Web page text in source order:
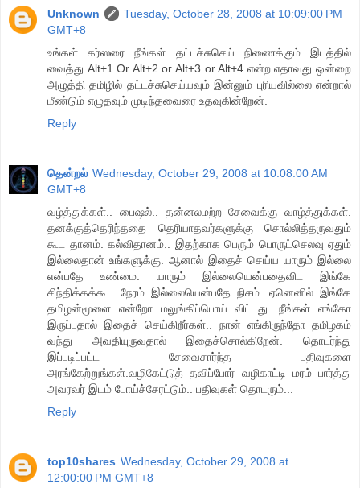
Unknown
Tuesday, October 28, 2008 at 10:09:00 PM
GMT+8
உங்கள் கர்ஸரை நீங்கள் தட்டச்சுசெய் நிணைக்கும் இடத்தில்
வைத்து Alt+1 Or Alt+2 or Alt+3 or Alt+4 என்ற எதாவது ஒன்றை
அழுத்தி தமிழில் தட்டச்சுசெய்யவும் இன்னும் புரியவில்லை என்றால்
மீண்டும் எழுதவும் முடிந்தவைரை உதவுகின்றேன்.
Reply
தென்றல் Wednesday, October 29, 2008 at 10:08:00 AM
GMT+8
வழ்த்துக்கள்.. பைஷல்.. தன்னலமற்ற சேவைக்கு வாழ்த்துக்கள்.
தனக்குத்தெரிந்ததை தெரியாதவர்களுக்கு சொல்லித்தருவதும்
கூட தானம். கல்விதானம்.. இதற்காக பெரும் பொருட்செலவு ஏதும்
இல்லைதான் உங்களுக்கு. ஆனால் இதைச் செய்ய யாரும் இல்லை
என்பதே உண்மை. யாரும் இல்லையென்பதைவிட இங்கே
சிந்திக்கக்கூட நேரம் இல்லையென்பதே நிசம். ஏனெனில் இங்கே
தமிழன்மூளை என்றோ மலுங்கிப்பொய் விட்டது. நீங்கள் எங்கோ
இருப்பதால் இதைச் செய்கிறீர்கள்.. நான் எங்கிருந்தோ தமிழகம்
வந்து அவதியுருவதால் இதைச்சொல்கிறேன். தொடர்ந்து
இப்படிப்பட்ட சேவைசார்ந்த பதிவுகளை
அரங்கேற்றுங்கள்.வழிகேட்டுத் தவிப்போர் வழிகாட்டி மரம் பார்த்து
அவரவர் இடம் போய்ச்சேரட்டும்.. பதிவுகள் தொடரும்...
Reply
top10shares Wednesday, October 29, 2008 at
12:00:00 PM GMT+8